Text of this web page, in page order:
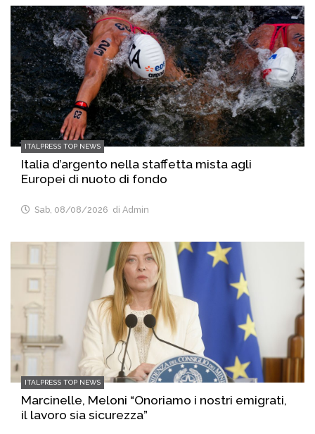
ITALPRESS TOP NEWS
Italia d’argento nella staffetta mista agli
Europei di nuoto di fondo
Sab, 08/08/2026 di Admin
ITALPRESS TOP NEWS
Marcinelle, Meloni “Onoriamo i nostri emigrati,
il lavoro sia sicurezza”